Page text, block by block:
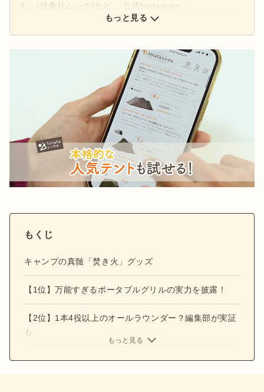
ん』(扶桑社ムック)など。 公式Instagram：
もっと見る
もくじ
キャンプの真髄「焚き火」グッズ
【1位】万能すぎるポータブルグリルの実力を披露！
【2位】1本4役以上のオールラウンダー？編集部が実証
も
もっと見る